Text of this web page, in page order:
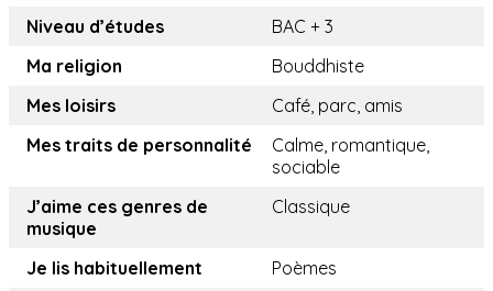
Niveau d’études
BAC + 3
Ma religion
Bouddhiste
Mes loisirs
Café, parc, amis
Mes traits de personnalité
Calme, romantique,
sociable
J’aime ces genres de
musique
Classique
Je lis habituellement
Poèmes